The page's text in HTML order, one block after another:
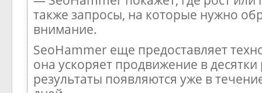
также запросы, на которые нужно
внимание.
SeoHammer еще предоставляет
она ускоряет продвижение в
результаты появляются уже в